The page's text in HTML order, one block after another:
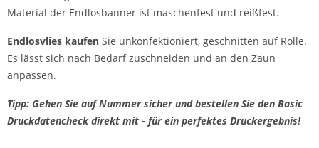
Material der Endlosbanner ist maschenfest und reißfest.
Endlosvlies kaufen Sie unkonfektioniert, geschnitten auf Rolle.
Es lässt sich nach Bedarf zuschneiden und an den Zaun
anpassen.
Tipp: Gehen Sie auf Nummer sicher und bestellen Sie den Basic
Druckdatencheck direkt mit - für ein perfektes Druckergebnis!